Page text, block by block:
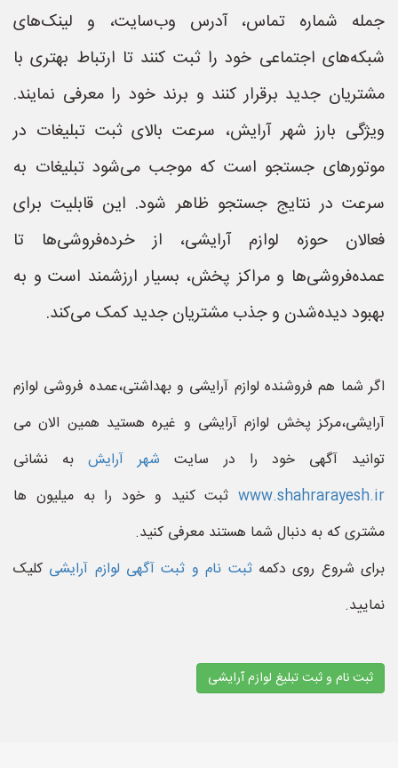
جمله شماره تماس، آدرس وب‌سایت، و لینک‌های
شبکه‌های اجتماعی خود را ثبت کنند تا ارتباط بهتری با
مشتریان جدید برقرار کنند و برند خود را معرفی نمایند.
ویژگی بارز شهر آرایش، سرعت بالای ثبت تبلیغات در
موتورهای جستجو است که موجب می‌شود تبلیغات به
سرعت در نتایج جستجو ظاهر شود. این قابلیت برای
فعالان حوزه لوازم آرایشی، از خرده‌فروشی‌ها تا
عمده‌فروشی‌ها و مراکز پخش، بسیار ارزشمند است و به
بهبود دیده‌شدن و جذب مشتریان جدید کمک می‌کند.
اگر شما هم فروشنده لوازم آرایشی و بهداشتی،عمده فروشی لوازم
آرایشی،مرکز پخش لوازم آرایشی و غیره هستید همین الان می
توانید آگهی خود را در سایت شهر آرایشبه نشانی
www.shahrarayesh.ir ثبت کنید و خود را به میلیون ها
مشتری که به دنبال شما هستند معرفی کنید.
برای شروع روی دکمهثبت نام و ثبت آگهی لوازم آرایشی کلیک
نمایید.
ثبت نام و ثبت تبلیغ لوازم آرایشی